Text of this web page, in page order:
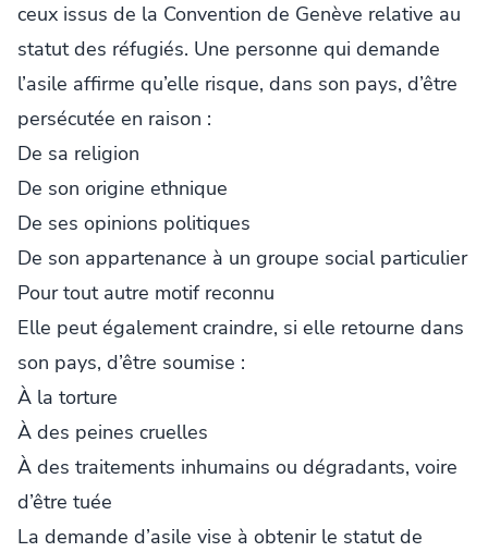
ceux issus de la Convention de Genève relative au
statut des réfugiés. Une personne qui demande
l’asile affirme qu’elle risque, dans son pays, d’être
persécutée en raison :
De sa religion
De son origine ethnique
De ses opinions politiques
De son appartenance à un groupe social particulier
Pour tout autre motif reconnu
Elle peut également craindre, si elle retourne dans
son pays, d’être soumise :
À la torture
À des peines cruelles
À des traitements inhumains ou dégradants, voire
d’être tuée
La demande d’asile vise à obtenir le statut de